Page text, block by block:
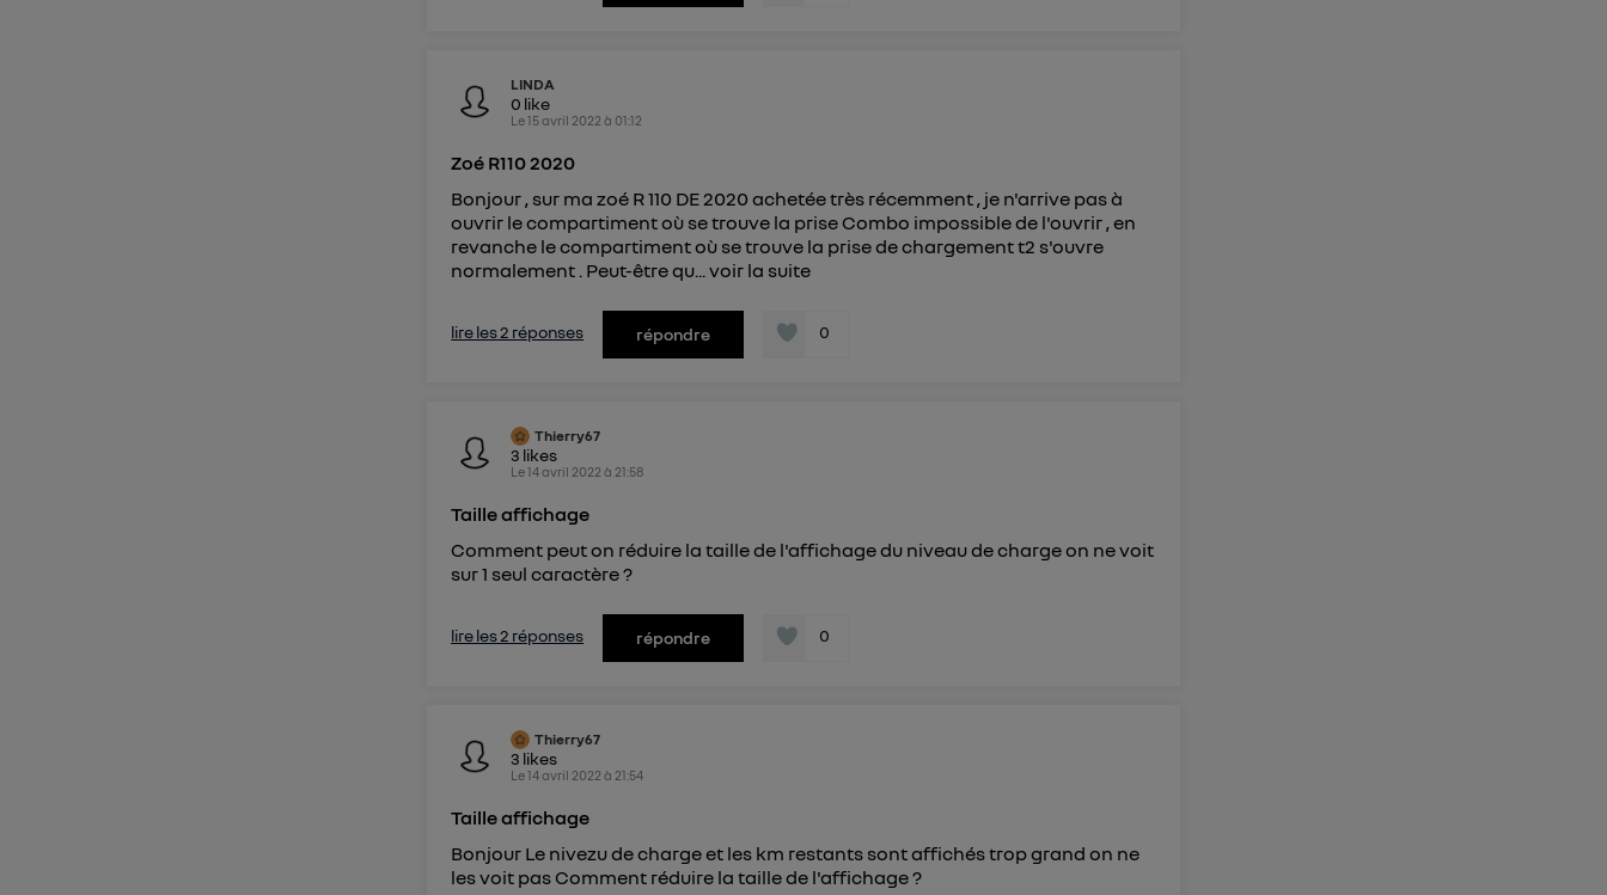
LINDA
0 like
Le15 avril 2022 à 01:12
Zoé R110 2020
Bonjour , sur ma zoé R 110 DE 2020 achetée très récemment , je n'arrive pas à
ouvrir le compartiment où se trouve la prise Combo impossible de l'ouvrir , en
revanche le compartiment où se trouve la prise de chargement t2 s'ouvre
normalement . Peut-être qu...voir la suite
lire les 2 réponses répondre 0
Thierry67
3 likes
Le14 avril 2022 à 21:58
Taille affichage
Comment peut on réduire la taille de l'affichage du niveau de charge on ne voit
sur 1 seul caractère ?
lire les 2 réponses répondre 0
Thierry67
3 likes
Le14 avril 2022 à 21:54
Taille affichage
Bonjour Le nivezu de charge et les km restants sont affichés trop grand on ne
les voit pas Comment réduire la taille de l'affichage ?